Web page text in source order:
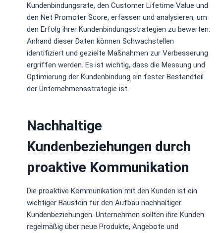
Kundenbindungsrate, den Customer Lifetime Value und
den Net Promoter Score, erfassen und analysieren, um
den Erfolg ihrer Kundenbindungsstrategien zu bewerten.
Anhand dieser Daten können Schwachstellen
identifiziert und gezielte Maßnahmen zur Verbesserung
ergriffen werden. Es ist wichtig, dass die Messung und
Optimierung der Kundenbindung ein fester Bestandteil
der Unternehmensstrategie ist.
Nachhaltige
Kundenbeziehungen durch
proaktive Kommunikation
Die proaktive Kommunikation mit den Kunden ist ein
wichtiger Baustein für den Aufbau nachhaltiger
Kundenbeziehungen. Unternehmen sollten ihre Kunden
regelmäßig über neue Produkte, Angebote und